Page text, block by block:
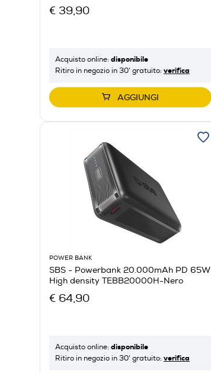
€ 39,90
Acquisto online: disponibile
Ritiro in negozio in 30' gratuito: verifica
AGGIUNGI
POWER BANK
SBS - Powerbank 20.000mAh PD 65W
High density TEBB20000H-Nero
€ 64,90
Acquisto online: disponibile
Ritiro in negozio in 30' gratuito: verifica